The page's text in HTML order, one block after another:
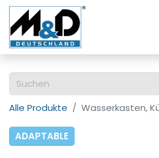
Alle Produkte Wasserkasten,
ADAPTABLE